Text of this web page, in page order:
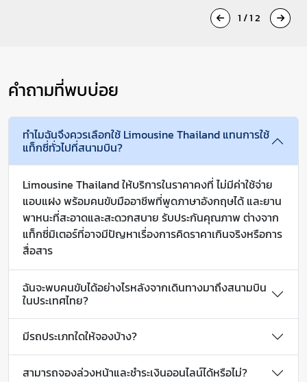
1/12
คำถามที่พบบ่อย
ทำไมฉันจึงควรเลือกใช้ Limousine Thailand แทนการใช้
แท็กซี่ทั่วไปที่สนามบิน?
Limousine Thailand ให้บริการในราคาคงที่ ไม่มีค่าใช้จ่าย
แอบแฝง พร้อมคนขับมืออาชีพที่พูดภาษาอังกฤษได้ และยาน
พาหนะที่สะอาดและสะดวกสบาย รับประกันคุณภาพ ต่างจาก
แท็กซี่มิเตอร์ที่อาจมีปัญหาเรื่องการคิดราคาเกินจริงหรือการ
สื่อสาร
ฉันจะพบคนขับได้อย่างไรหลังจากเดินทางมาถึงสนามบิน
ในประเทศไทย?
มีรถประเภทใดให้จองบ้าง?
สามารถจองล่วงหน้าและชำระเงินออนไลน์ได้หรือไม่?